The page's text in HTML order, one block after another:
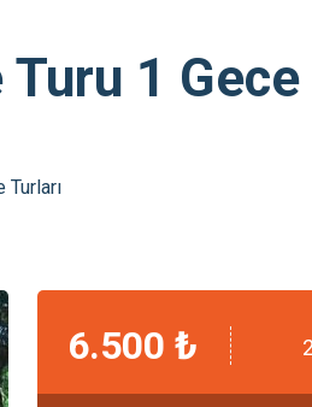
1
Turları
6.500 ₺